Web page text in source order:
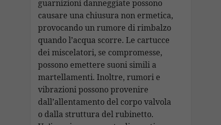
guarnizioni danneggiate possono
causare una chiusura non ermetica,
provocando un rumore di rimbalzo
quando l’acqua scorre. Le cartucce
dei miscelatori, se compromesse,
possono emettere suoni simili a
martellamenti. Inoltre, rumori e
vibrazioni possono provenire
dall’allentamento del corpo valvola
o dalla struttura del rubinetto.